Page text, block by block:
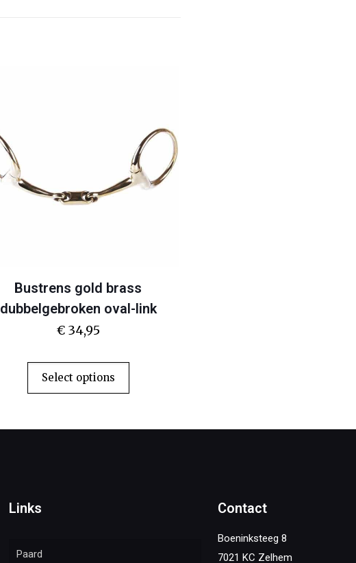
Bustrens gold brass
dubbelgebroken oval-link
€34,95
Select options
Links
Paard
Contact
Boeninksteeg 8
7021 KC Zelhem